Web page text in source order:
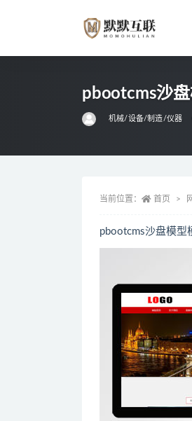
pbootcms沙
机械/设备/制造/仪器
当前位置： 首页
pbootcms沙盘模型